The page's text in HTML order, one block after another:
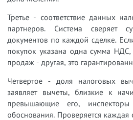
Третье - соответствие данных
партнеров. Система сверяет
документов по каждой сделке.
покупок указана одна сумма
продаж - другая, это
Четвертое - доля налоговых
заявляет вычеты, близкие к
превышающие его, инспекторы
обоснования. Проверяется